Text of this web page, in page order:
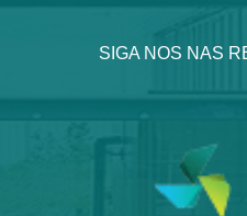
SIGA NOS NAS